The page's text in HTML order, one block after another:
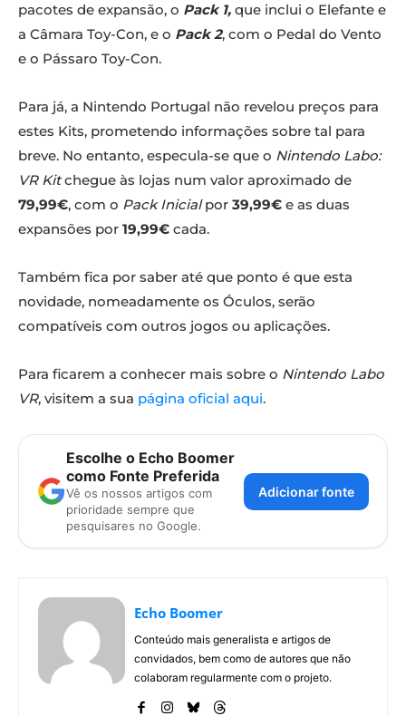
pacotes de expansão, o Pack 1, que inclui o Elefante e
a Câmara Toy-Con, e o Pack 2, com o Pedal do Vento
e o Pássaro Toy-Con.
Para já, a Nintendo Portugal não revelou preços para
estes Kits, prometendo informações sobre tal para
breve. No entanto, especula-se que o Nintendo Labo:
VR Kitchegue às lojas num valor aproximado de
79,99€, com o Pack Inicialpor 39,99€ e as duas
expansões por 19,99€ cada.
Também fica por saber até que ponto é que esta
novidade, nomeadamente os Óculos, serão
compatíveis com outros jogos ou aplicações.
Para ficarem a conhecer mais sobre o Nintendo Labo
VR, visitem a sua página oficial aqui.
Escolhe o Echo Boomer
como Fonte Preferida
Vê os nossos artigos com
prioridade sempre que
pesquisares no Google.
Adicionar fonte
Echo Boomer
Conteúdo mais generalista e artigos de
convidados, bem como de autores que não
colaboram regularmente com o projeto.